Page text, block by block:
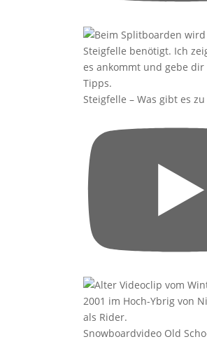
Steigfelle – Was gibt es
Snowboardvideo Old